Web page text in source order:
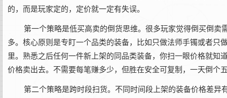
的，而是玩家定的，定价就一定有失误。
第一个策略是低买高卖的倒货思维。很多玩家觉得倒买倒
多。核心原则是专盯一个品类的装备，比如只做法师手镯或者
里。熟悉之后任何一件新上架的同品类装备，你扫一眼价格就
价格卖出去。不需要每笔赚多少，但胜在安全可复制，一天倒个
第二个策略是跨时段扫货。不同时间段上架的装备价格差